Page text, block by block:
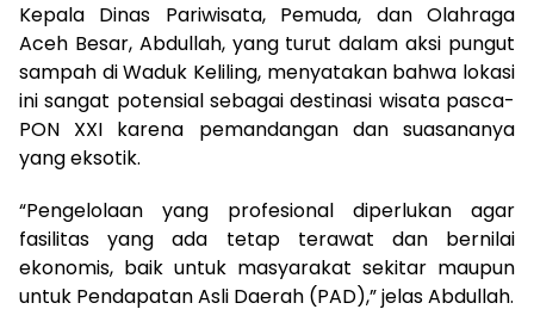
Kepala Dinas Pariwisata, Pemuda, dan Olahraga
Aceh Besar, Abdullah, yang turut dalam aksi pungut
sampah di Waduk Keliling, menyatakan bahwa lokasi
ini sangat potensial sebagai destinasi wisata pasca-
PON XXI karena pemandangan dan suasananya
yang eksotik.
“Pengelolaan yang profesional diperlukan agar
fasilitas yang ada tetap terawat dan bernilai
ekonomis, baik untuk masyarakat sekitar maupun
untuk Pendapatan Asli Daerah (PAD),” jelas Abdullah.